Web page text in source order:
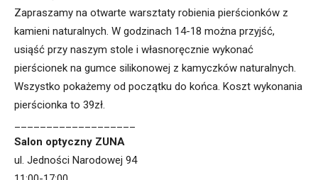
Zapraszamy na otwarte warsztaty robienia pierścionków z
kamieni naturalnych. W godzinach 14-18 można przyjść,
usiąść przy naszym stole i własnoręcznie wykonać
pierścionek na gumce silikonowej z kamyczków naturalnych.
Wszystko pokażemy od początku do końca. Koszt wykonania
pierścionka to 39zł.
Salon optyczny ZUNA
ul. Jedności Narodowej 94